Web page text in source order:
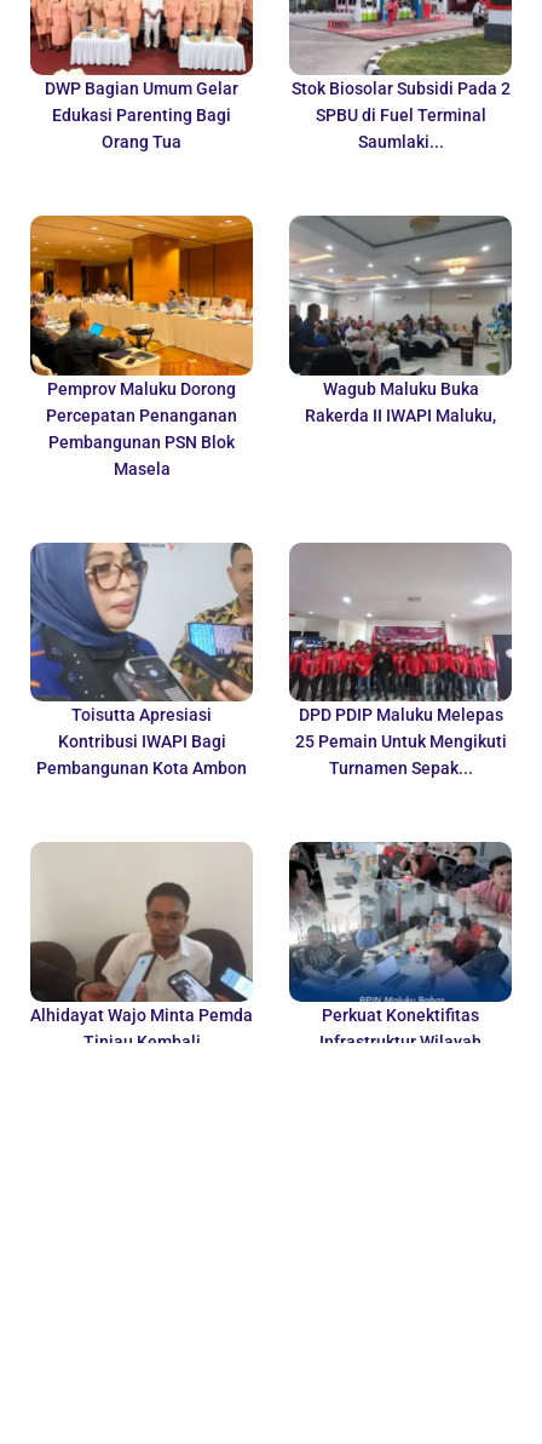
DWP Bagian Umum Gelar
Edukasi Parenting Bagi
Orang Tua
Stok Biosolar Subsidi Pada 2
SPBU di Fuel Terminal
Saumlaki...
Pemprov Maluku Dorong
Percepatan Penanganan
Pembangunan PSN Blok
Masela
Wagub Maluku Buka
Rakerda II IWAPI Maluku,
Toisutta Apresiasi
Kontribusi IWAPI Bagi
Pembangunan Kota Ambon
DPD PDIP Maluku Melepas
25 Pemain Untuk Mengikuti
Turnamen Sepak...
Alhidayat Wajo Minta Pemda
Tinjau Kembali
Perkuat Konektifitas
Infrastruktur Wilayah